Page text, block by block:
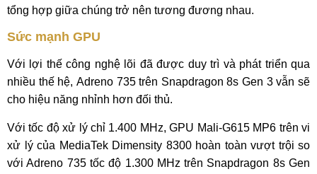
tổng hợp giữa chúng trở nên tương đương nhau.
Sức mạnh GPU
Với lợi thế công nghệ lõi đã được duy trì và phát triển qua
nhiều thế hệ, Adreno 735 trên Snapdragon 8s Gen 3 vẫn sẽ
cho hiệu năng nhỉnh hơn đối thủ.
Với tốc độ xử lý chỉ 1.400 MHz, GPU Mali-G615 MP6 trên vi
xử lý của MediaTek Dimensity 8300 hoàn toàn vượt trội so
với Adreno 735 tốc độ 1.300 MHz trên Snapdragon 8s Gen